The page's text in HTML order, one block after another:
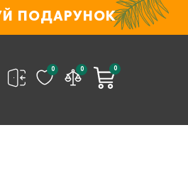
ПОДАРУНОК
0 0 0